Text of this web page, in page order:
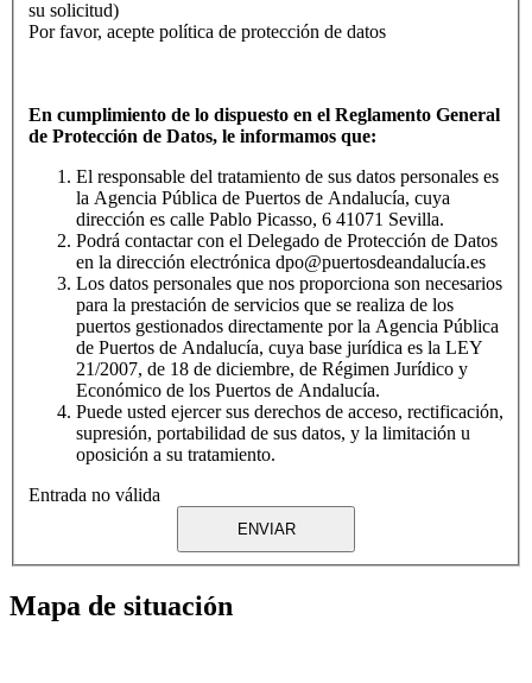
su solicitud)
Por favor, acepte política de protección de datos
En cumplimiento de lo dispuesto en el Reglamento General
de Protección de Datos, le informamos que:
El responsable del tratamiento de sus datos personales es
la Agencia Pública de Puertos de Andalucía, cuya
dirección es calle Pablo Picasso, 6 41071 Sevilla.
Podrá contactar con el Delegado de Protección de Datos
en la dirección electrónica dpo@puertosdeandalucía.es
Los datos personales que nos proporciona son necesarios
para la prestación de servicios que se realiza de los
puertos gestionados directamente por la Agencia Pública
de Puertos de Andalucía, cuya base jurídica es la LEY
21/2007, de 18 de diciembre, de Régimen Jurídico y
Económico de los Puertos de Andalucía.
Puede usted ejercer sus derechos de acceso, rectificación,
supresión, portabilidad de sus datos, y la limitación u
oposición a su tratamiento.
Entrada no válida
ENVIAR
Mapa de situación